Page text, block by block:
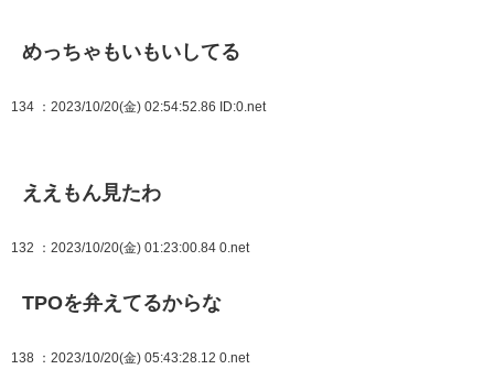
めっちゃもいもいしてる
134 ：2023/10/20(金) 02:54:52.86 ID:0.net
ええもん見たわ
132 ：2023/10/20(金) 01:23:00.84 0.net
TPOを弁えてるからな
138 ：2023/10/20(金) 05:43:28.12 0.net